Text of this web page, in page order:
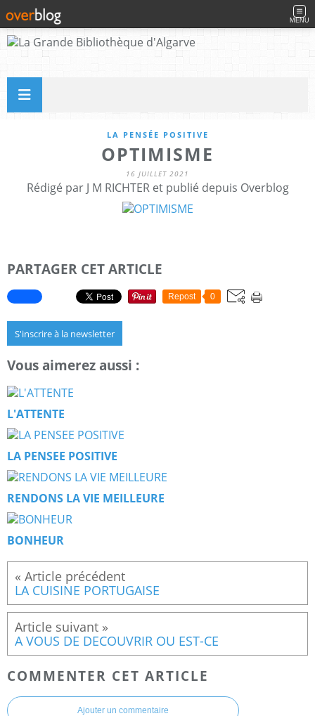
MENU
LA PENSÉE POSITIVE
OPTIMISME
16 JUILLET 2021
Rédigé par J M RICHTER et publié depuis Overblog
PARTAGER CET ARTICLE
Repost 0
S'inscrire à la newsletter
Vous aimerez aussi :
L'ATTENTE
LA PENSEE POSITIVE
RENDONS LA VIE MEILLEURE
BONHEUR
LA CUISINE PORTUGAISE
A VOUS DE DECOUVRIR OU EST-CE
COMMENTER CET ARTICLE
Ajouter un commentaire